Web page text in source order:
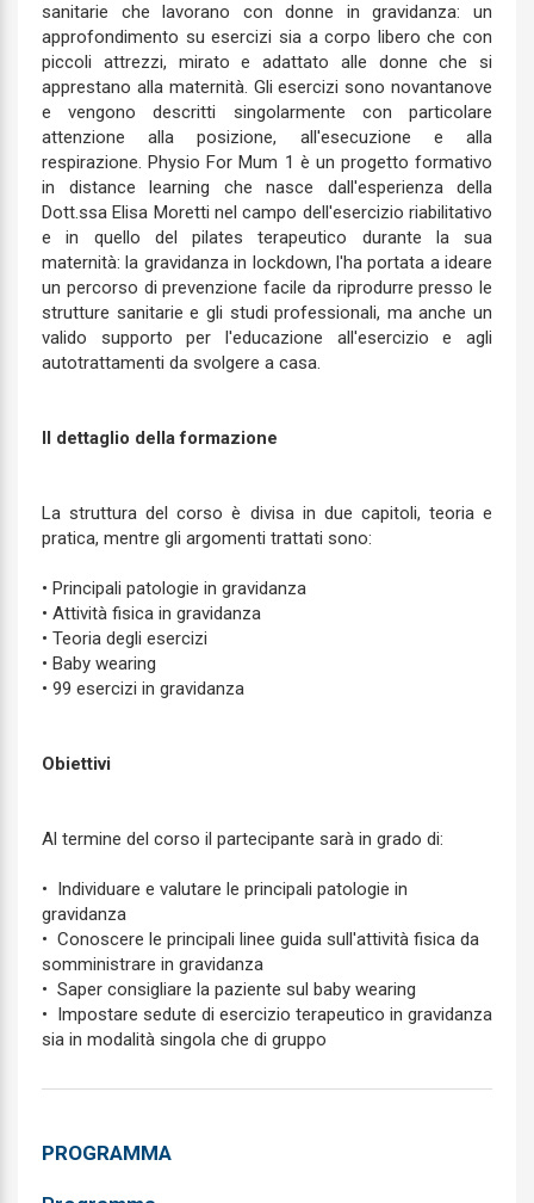
sanitarie che lavorano con donne in gravidanza: un
approfondimento su esercizi sia a corpo libero che con
piccoli attrezzi, mirato e adattato alle donne che si
apprestano alla maternità. Gli esercizi sono novantanove
e vengono descritti singolarmente con particolare
attenzione alla posizione, all'esecuzione e alla
respirazione. Physio For Mum 1 è un progetto formativo
in distance learning che nasce dall'esperienza della
Dott.ssa Elisa Moretti nel campo dell'esercizio riabilitativo
e in quello del pilates terapeutico durante la sua
maternità: la gravidanza in lockdown, l'ha portata a ideare
un percorso di prevenzione facile da riprodurre presso le
strutture sanitarie e gli studi professionali, ma anche un
valido supporto per l'educazione all'esercizio e agli
autotrattamenti da svolgere a casa.
Il dettaglio della formazione
La struttura del corso è divisa in due capitoli, teoria e
pratica, mentre gli argomenti trattati sono:
• Principali patologie in gravidanza
• Attività fisica in gravidanza
• Teoria degli esercizi
• Baby wearing
• 99 esercizi in gravidanza
Obiettivi
Al termine del corso il partecipante sarà in grado di:
• Individuare e valutare le principali patologie in
gravidanza
• Conoscere le principali linee guida sull'attività fisica da
somministrare in gravidanza
• Saper consigliare la paziente sul baby wearing
• Impostare sedute di esercizio terapeutico in gravidanza
sia in modalità singola che di gruppo
PROGRAMMA